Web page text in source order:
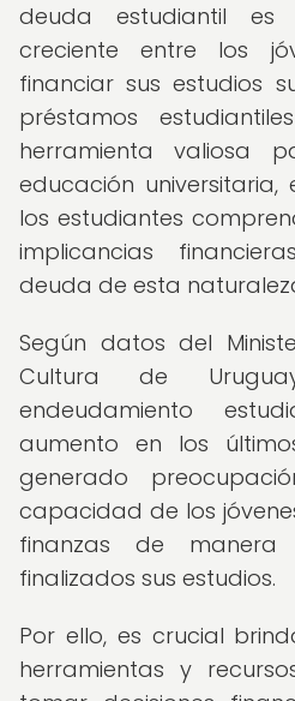
deuda estudiantil es
creciente entre los
financiar sus estudios
préstamos
herramienta valiosa
educación
los estudiantes
implicancias
deuda de esta
Según datos del
Cultura de
endeudamiento
aumento en los
generado
capacidad de los
finanzas de
finalizados sus estudios.
Por ello, es crucial
herramientas y